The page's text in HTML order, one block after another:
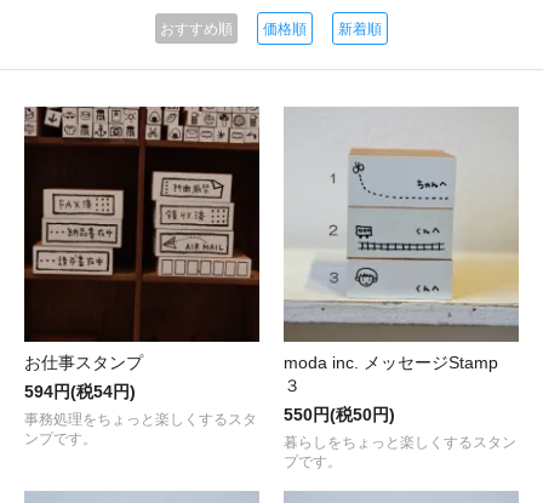
おすすめ順 価格順 新着順
お仕事スタンプ
594円(税54円)
事務処理をちょっと楽しくするスタ
ンプです。
moda inc. メッセージStamp
３
550円(税50円)
暮らしをちょっと楽しくするスタン
プです。